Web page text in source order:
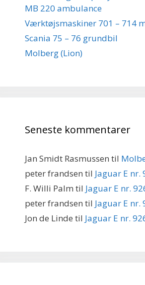
MB 220 ambulance
Værktøjsmaskiner 701 – 714
Scania 75 – 76 grundbil
Molberg (Lion)
Seneste kommentarer
Jan Smidt Rasmussen til
peter frandsen til Jaguar E nr.
F. Willi Palm til Jaguar E nr.
peter frandsen til Jaguar E nr.
Jon de Linde til Jaguar E nr.